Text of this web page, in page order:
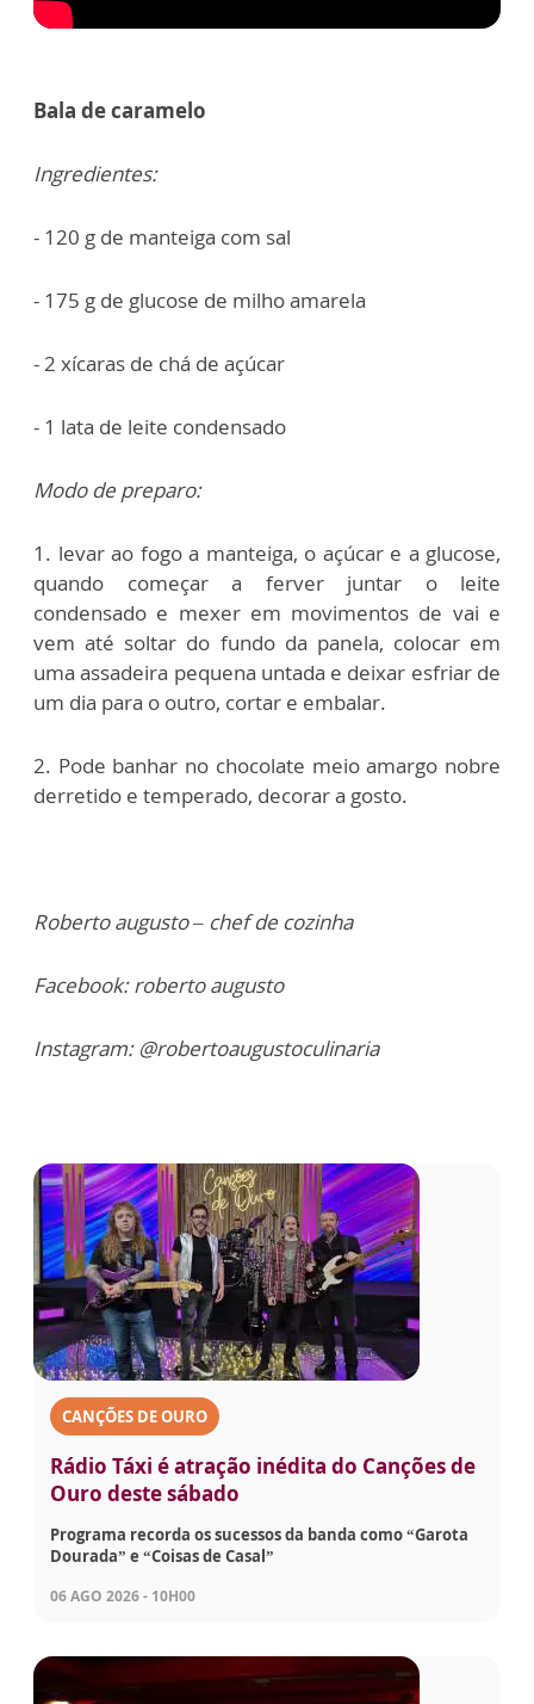
Bala de caramelo
Ingredientes:
- 120 g de manteiga com sal
- 175 g de glucose de milho amarela
- 2 xícaras de chá de açúcar
- 1 lata de leite condensado
Modo de preparo:
1. levar ao fogo a manteiga, o açúcar e a glucose,
quando começar a ferver juntar o leite
condensado e mexer em movimentos de vai e
vem até soltar do fundo da panela, colocar em
uma assadeira pequena untada e deixar esfriar de
um dia para o outro, cortar e embalar.
2. Pode banhar no chocolate meio amargo nobre
derretido e temperado, decorar a gosto.
Roberto augusto – chef de cozinha
Facebook: roberto augusto
Instagram: @robertoaugustoculinaria
CANÇÕES DE OURO
Rádio Táxi é atração inédita do Canções de
Ouro deste sábado
Programa recorda os sucessos da banda como “Garota
Dourada” e “Coisas de Casal”
06 AGO 2026 - 10H00